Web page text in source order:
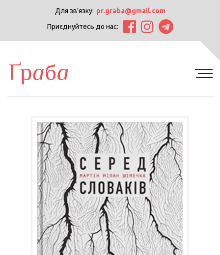
Для зв'язку: pr.graba@gmail.com
Приєднуйтесь до нас: